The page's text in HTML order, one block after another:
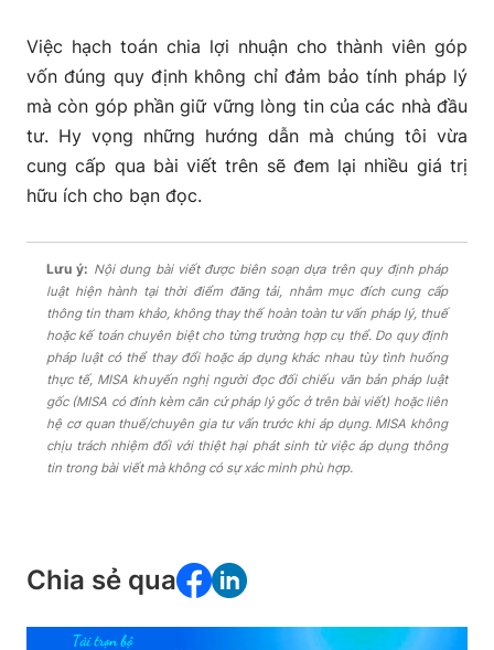
Việc hạch toán chia lợi nhuận cho thành viên góp
vốn đúng quy định không chỉ đảm bảo tính pháp lý
mà còn góp phần giữ vững lòng tin của các nhà đầu
tư. Hy vọng những hướng dẫn mà chúng tôi vừa
cung cấp qua bài viết trên sẽ đem lại nhiều giá trị
hữu ích cho bạn đọc.
Lưu ý: Nội dung bài viết được biên soạn dựa trên quy định pháp
luật hiện hành tại thời điểm đăng tải, nhằm mục đích cung cấp
thông tin tham khảo, không thay thế hoàn toàn tư vấn pháp lý, thuế
hoặc kế toán chuyên biệt cho từng trường hợp cụ thể. Do quy định
pháp luật có thể thay đổi hoặc áp dụng khác nhau tùy tình huống
thực tế, MISA khuyến nghị người đọc đối chiếu văn bản pháp luật
gốc (MISA có đính kèm căn cứ pháp lý gốc ở trên bài viết) hoặc liên
hệ cơ quan thuế/chuyên gia tư vấn trước khi áp dụng. MISA không
chịu trách nhiệm đối với thiệt hại phát sinh từ việc áp dụng thông
tin trong bài viết mà không có sự xác minh phù hợp.
Chia sẻ qua